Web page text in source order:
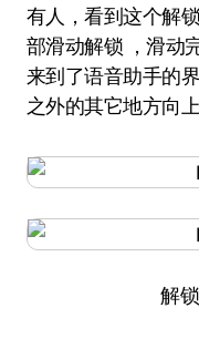
有人，看到这个解
部滑动解锁 ，滑动
来到了语音助手的
之外的其它地方向
解